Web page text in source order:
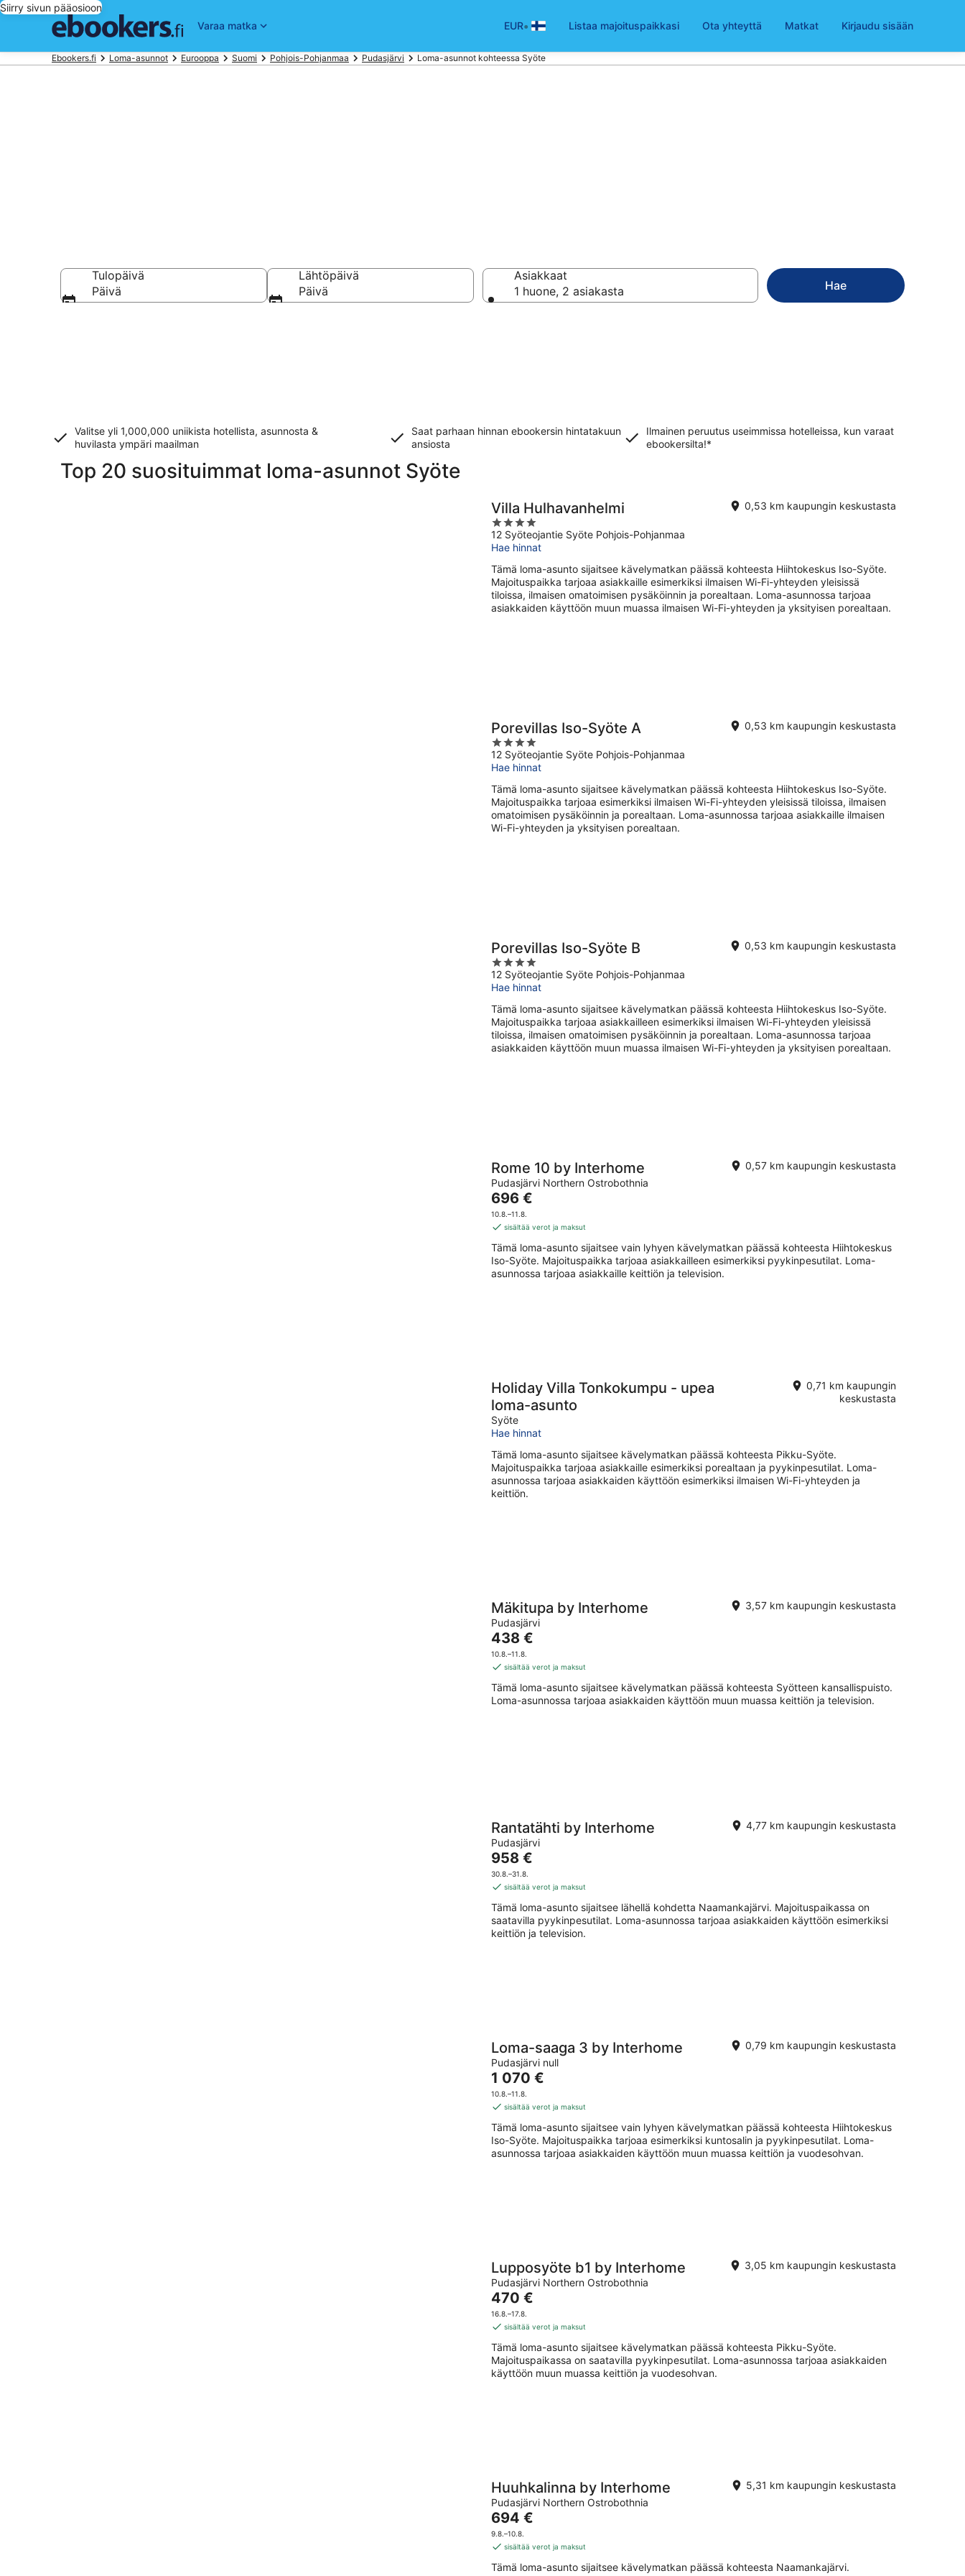
Siirry sivun pääosioon
Varaa matka
EUR• Listaa majoituspaikkasi Ota yhteyttä Matkat Kirjaudu sisään
Ebookers.fi Loma-asunnot Eurooppa Suomi Pohjois-Pohjanmaa Pudasjärvi Loma-asunnot kohteessa Syöte
Tulopäivä
Päivä
Lähtöpäivä
Päivä
Asiakkaat
1 huone, 2 asiakasta
Hae
Valitse yli 1,000,000 uniikista hotellista, asunnosta &
huvilasta ympäri maailman
Saat parhaan hinnan ebookersin hintatakuun
ansiosta
Ilmainen peruutus useimmissa hotelleissa, kun varaat
ebookersilta!*
Top 20 suosituimmat loma-asunnot Syöte
Villa Hulhavanhelmi
4
out
of
5
12 Syöteojantie Syöte Pohjois-Pohjanmaa
0,53 km kaupungin keskustasta
Hae hinnat
Tämä loma-asunto sijaitsee kävelymatkan päässä kohteesta Hiihtokeskus Iso-Syöte.
Majoituspaikka tarjoaa asiakkaille esimerkiksi ilmaisen Wi-Fi-yhteyden yleisissä
tiloissa, ilmaisen omatoimisen pysäköinnin ja porealtaan. Loma-asunnossa tarjoaa
asiakkaiden käyttöön muun muassa ilmaisen Wi-Fi-yhteyden ja yksityisen porealtaan.
Porevillas Iso-Syöte A
4
out
of
5
12 Syöteojantie Syöte Pohjois-Pohjanmaa
0,53 km kaupungin keskustasta
Hae hinnat
Tämä loma-asunto sijaitsee kävelymatkan päässä kohteesta Hiihtokeskus Iso-Syöte.
Majoituspaikka tarjoaa esimerkiksi ilmaisen Wi-Fi-yhteyden yleisissä tiloissa, ilmaisen
omatoimisen pysäköinnin ja porealtaan. Loma-asunnossa tarjoaa asiakkaille ilmaisen
Wi-Fi-yhteyden ja yksityisen porealtaan.
Porevillas Iso-Syöte B
4
out
of
5
12 Syöteojantie Syöte Pohjois-Pohjanmaa
0,53 km kaupungin keskustasta
Hae hinnat
Tämä loma-asunto sijaitsee kävelymatkan päässä kohteesta Hiihtokeskus Iso-Syöte.
Majoituspaikka tarjoaa asiakkailleen esimerkiksi ilmaisen Wi-Fi-yhteyden yleisissä
tiloissa, ilmaisen omatoimisen pysäköinnin ja porealtaan. Loma-asunnossa tarjoaa
asiakkaiden käyttöön muun muassa ilmaisen Wi-Fi-yhteyden ja yksityisen porealtaan.
Rome 10 by Interhome
Pudasjärvi Northern Ostrobothnia
0,57 km kaupungin keskustasta
Hinta
on
696 €
yö
696 €
10.8.–11.8.
sisältää verot ja maksut
Tämä loma-asunto sijaitsee vain lyhyen kävelymatkan päässä kohteesta Hiihtokeskus
Iso-Syöte. Majoituspaikka tarjoaa asiakkailleen esimerkiksi pyykinpesutilat. Loma-
asunnossa tarjoaa asiakkaille keittiön ja television.
Holiday Villa Tonkokumpu - upea
loma-asunto
Syöte
0,71 km kaupungin
keskustasta
Hae hinnat
Tämä loma-asunto sijaitsee kävelymatkan päässä kohteesta Pikku-Syöte.
Majoituspaikka tarjoaa asiakkaille esimerkiksi porealtaan ja pyykinpesutilat. Loma-
asunnossa tarjoaa asiakkaiden käyttöön esimerkiksi ilmaisen Wi-Fi-yhteyden ja
keittiön.
Mäkitupa by Interhome
Pudasjärvi
3,57 km kaupungin keskustasta
Hinta
on
438 €
yö
438 €
10.8.–11.8.
sisältää verot ja maksut
Tämä loma-asunto sijaitsee kävelymatkan päässä kohteesta Syötteen kansallispuisto.
Loma-asunnossa tarjoaa asiakkaiden käyttöön muun muassa keittiön ja television.
Rantatähti by Interhome
Pudasjärvi
4,77 km kaupungin keskustasta
Hinta
on
958 €
yö
958 €
30.8.–31.8.
sisältää verot ja maksut
Tämä loma-asunto sijaitsee lähellä kohdetta Naamankajärvi. Majoituspaikassa on
saatavilla pyykinpesutilat. Loma-asunnossa tarjoaa asiakkaiden käyttöön esimerkiksi
keittiön ja television.
Loma-saaga 3 by Interhome
Pudasjärvi null
0,79 km kaupungin keskustasta
Hinta
on
1 070 €
yö
1 070 €
10.8.–11.8.
sisältää verot ja maksut
Tämä loma-asunto sijaitsee vain lyhyen kävelymatkan päässä kohteesta Hiihtokeskus
Iso-Syöte. Majoituspaikka tarjoaa esimerkiksi kuntosalin ja pyykinpesutilat. Loma-
asunnossa tarjoaa asiakkaiden käyttöön muun muassa keittiön ja vuodesohvan.
Lupposyöte b1 by Interhome
Pudasjärvi Northern Ostrobothnia
3,05 km kaupungin keskustasta
Hinta
on
470 €
yö
470 €
16.8.–17.8.
sisältää verot ja maksut
Tämä loma-asunto sijaitsee kävelymatkan päässä kohteesta Pikku-Syöte.
Majoituspaikassa on saatavilla pyykinpesutilat. Loma-asunnossa tarjoaa asiakkaiden
käyttöön muun muassa keittiön ja vuodesohvan.
Huuhkalinna by Interhome
Pudasjärvi Northern Ostrobothnia
5,31 km kaupungin keskustasta
Hinta
on
694 €
yö
694 €
9.8.–10.8.
sisältää verot ja maksut
Tämä loma-asunto sijaitsee kävelymatkan päässä kohteesta Naamankajärvi.